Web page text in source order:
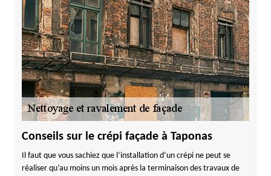
Conseils sur le crépi façade à Taponas
Il faut que vous sachiez que l’installation d’un crépi ne peut se
réaliser qu’au moins un mois après la terminaison des travaux de